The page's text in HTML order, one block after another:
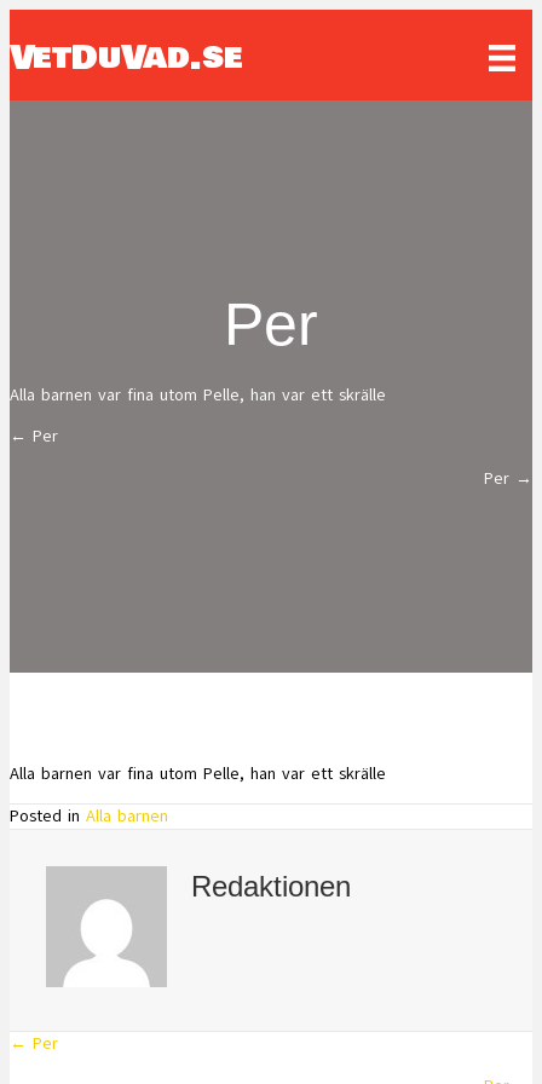
VetDuVad.se
Per
Alla barnen var fina utom Pelle, han var ett skrälle
Posts
← Per
Per →
Alla barnen var fina utom Pelle, han var ett skrälle
Posted in Alla barnen
Redaktionen
Posts
← Per